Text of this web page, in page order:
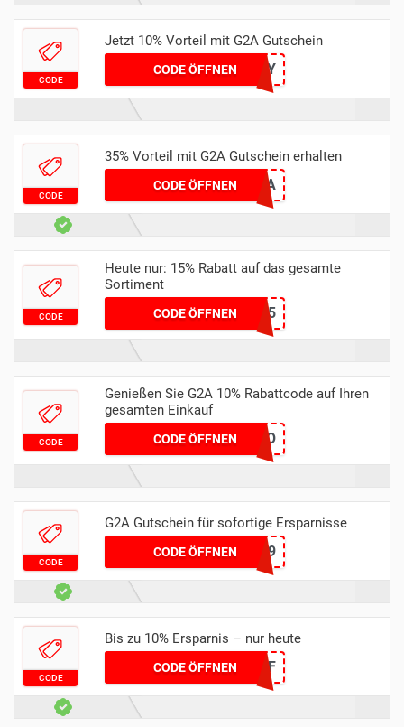
CODE
Jetzt 10% Vorteil mit G2A Gutschein
CODE ÖFFNENTHEFROSTY
CODE
35% Vorteil mit G2A Gutschein erhalten
CODE ÖFFNENTAKE10G2A
CODE
Heute nur: 15% Rabatt auf das gesamte
Sortiment
CODE ÖFFNENXMAS15
CODE
Genießen Sie G2A 10% Rabattcode auf Ihren
gesamten Einkauf
CODE ÖFFNEN
G2AXIMANTADO
CODE
G2A Gutschein für sofortige Ersparnisse
CODE ÖFFNEN BN69
CODE
Bis zu 10% Ersparnis – nur heute
CODE ÖFFNENG2A10AFF